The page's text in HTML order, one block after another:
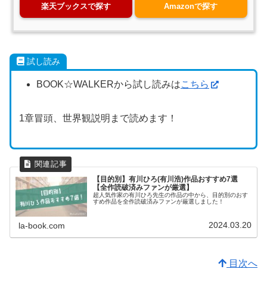
楽天ブックスで探す Amazonで探す
試し読み
BOOK☆WALKERから試し読みはこちら
1章冒頭、世界観説明まで読めます！
【目的別】有川ひろ(有川浩)作品おすすめ7選
【全作読破済みファンが厳選】
超人気作家の有川ひろ先生の作品の中から、目的別のおす
すめ作品を全作読破済みファンが厳選しました！
la-book.com 2024.03.20
目次へ